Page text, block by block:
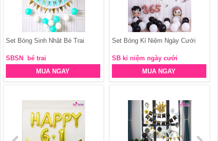
Set Bóng Sinh Nhật Bé Trai
SBSN bé trai
MUA NGAY
Set Bóng Kỉ Niệm Ngày Cưới
SB kỉ niệm ngày cưới
MUA NGAY